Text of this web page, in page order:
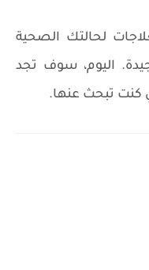
لحالتك الصحية
اليوم، سوف تجد
كنت تبحث عنها.